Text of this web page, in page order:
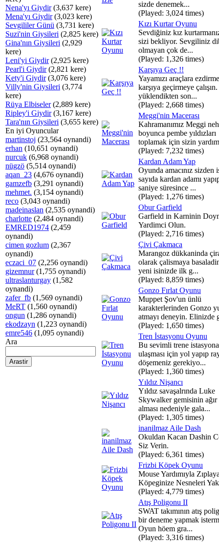
Nena'yı Giydir(3,637 kere)
Mena'yı Giydir(3,023 kere)
Sevgililer Günü (3,731 kere)
Suzi'nin Giysileri (2,825 kere)
Gina'nın Giysileri (2,929
kere)
Leni'yi Giydir(2,925 kere)
Pearl'i Giydir(2,821 kere)
Kety'i Giydir(3,076 kere)
Villy'nin Giysileri (3,774
kere)
Rüya Elbiseler(2,889 kere)
Ripley'i Giydir(3,167 kere)
Tara'nın Giysileri (3,655 kere)
En iyi Oyuncular
martinstoj (23,564 oynandi)
erhan (10,651 oynandi)
nurcuk (6,968 oynandi)
nügzö (5,514 oynandi)
aqan_23 (4,676 oynandi)
gamzefb (3,291 oynandi)
mehmet. (3,154 oynandi)
reco (3,043 oynandi)
madeinaslan (2,535 oynandi)
charlotte (2,484 oynandi)
EMRED1974 (2,459
oynandi)
cimen gozlum (2,367
oynandi)
eczaci_07 (2,256 oynandi)
gizemnur(1,755 oynandi)
ultraslanturgay (1,582
oynandi)
zafer_fb (1,569 oynandi)
MeRT (1,560 oynandi)
ongun (1,286 oynandi)
ekodzayn (1,223 oynandi)
emre546 (1,095 oynandi)
Ara
sizde denemek...
(Played: 3,024 times)
Kızı Kurtar Oyunu
Sevdiğiniz kız
sizi bekliyor. Sevgiliniz
olmayan çok de...
(Played: 1,326 times)
Karşıya Geç !!
Yayamızı araçlara
karşıya geçirmeye
yüklendikten son...
(Played: 2,668 times)
Meggi'nin Macerası
Kahramanımız Meggi
boyunca pembe yıldızları
toplamak için sizin
(Played: 7,232 times)
Kardan Adam Yap
Oyunda amacınız sizden
sayıda kardan adamı
saniye süresince ...
(Played: 1,276 times)
Obur Garfield
Garfield in Karninin
Yardimci Olun.
(Played: 2,716 times)
Çivi Çakmaca
Marangoz dükkaninda
olarak çalismaya
yeni isinizde ilk g...
(Played: 8,859 times)
Gonzo Fırlat Oyunu
Muppet Şov'un ünlü
karakterlerinden Gonzo
atmayı deneyin. Elinizde
(Played: 1,650 times)
Tren İstasyonu Oyunu
Bu sevimli trene istasyona
ulaşması için yol yapıp
döşemeniz gerekiyo...
(Played: 1,360 times)
Yıldız Nişancı
Yıldız savaşalrında Luke
Skywalker gemisinin ağır
alması nedeniyle gala...
(Played: 1,305 times)
inanilmaz Aile Dash
Okuldan Kacan Dashin
Siz Verin.
(Played: 6,361 times)
Frizbi Köpek Oyunu
Mouse Yardımıyla
Köpeginize Nesneleri
(Played: 4,779 times)
Atış Poligonu II
SWAT takımının atış
bir deneme yapmak
Oyun höem gra...
(Played: 3,316 times)